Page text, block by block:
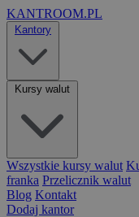
KANTROOM.PL
Kantory
Kursy walut
Wszystkie kursy walut
franka Przelicznik walut
Blog Kontakt
Dodaj kantor